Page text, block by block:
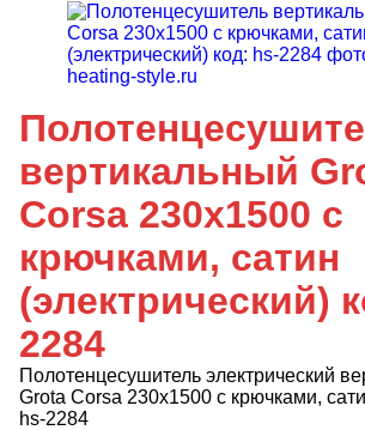
вертикальный
Corsa 230x1500 с
крючками, сатин
(электрический)
2284
Полотенцесушитель электрический
Grota Corsa 230х1500 с крючками,
hs-2284